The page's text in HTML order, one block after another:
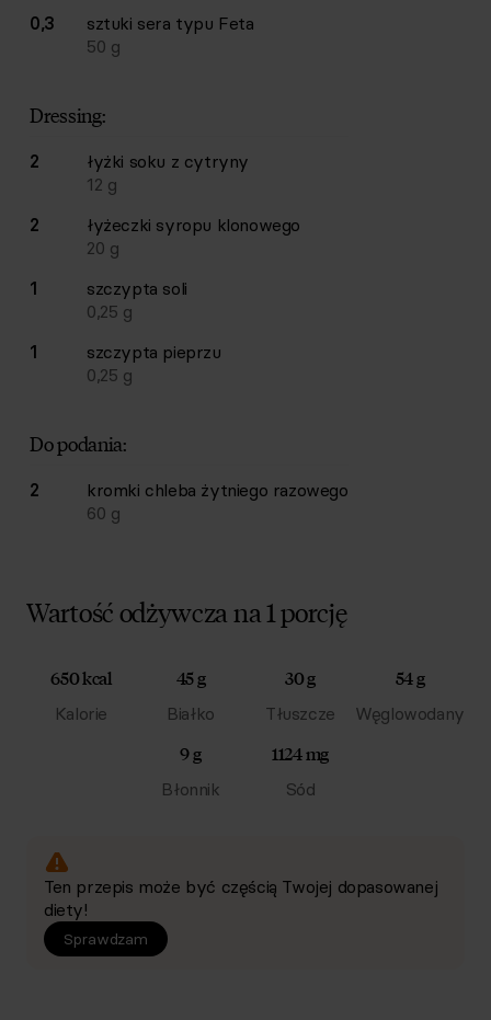
0,3
sztuki sera typu Feta
50 g
Dressing:
2 łyżki soku z cytryny
12 g
2
łyżeczki syropu klonowego
20 g
1
szczypta soli
0,25 g
1
szczypta pieprzu
0,25 g
Do podania:
2 kromki chleba żytniego razowego
60 g
Wartość odżywcza na 1 porcję
650 kcal
Kalorie
45 g
Białko
30 g
Tłuszcze
54 g
Węglowodany
9 g
Błonnik
1124 mg
Sód
Ten przepis może być częścią Twojej dopasowanej
diety!
Sprawdzam